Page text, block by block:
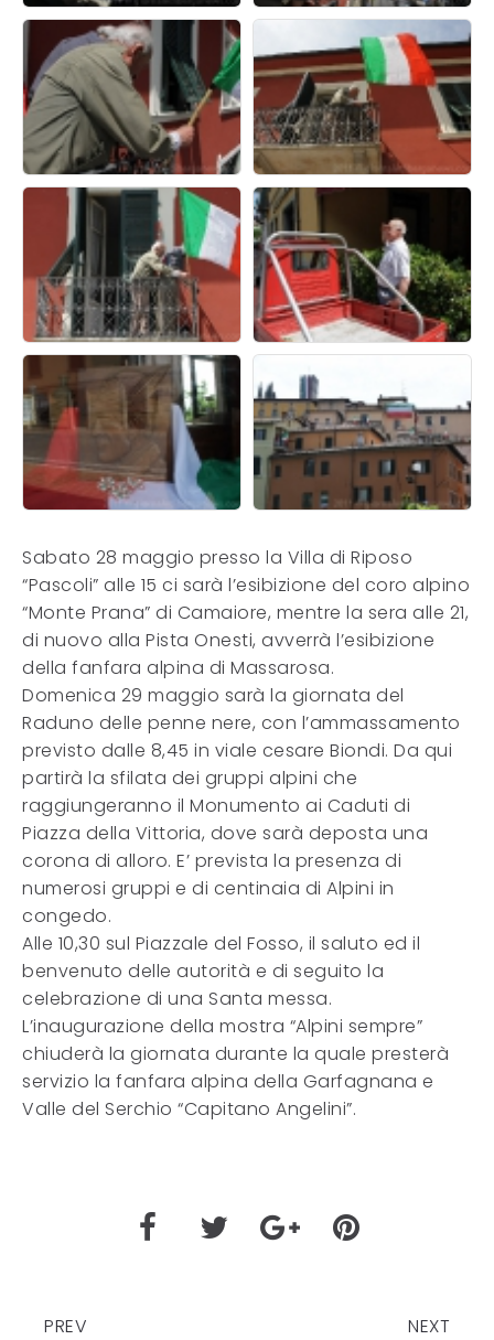
Sabato 28 maggio presso la Villa di Riposo
“Pascoli” alle 15 ci sarà l’esibizione del coro alpino
“Monte Prana” di Camaiore, mentre la sera alle 21,
di nuovo alla Pista Onesti, avverrà l’esibizione
della fanfara alpina di Massarosa.
Domenica 29 maggio sarà la giornata del
Raduno delle penne nere, con l’ammassamento
previsto dalle 8,45 in viale cesare Biondi. Da qui
partirà la sfilata dei gruppi alpini che
raggiungeranno il Monumento ai Caduti di
Piazza della Vittoria, dove sarà deposta una
corona di alloro. E’ prevista la presenza di
numerosi gruppi e di centinaia di Alpini in
congedo.
Alle 10,30 sul Piazzale del Fosso, il saluto ed il
benvenuto delle autorità e di seguito la
celebrazione di una Santa messa.
L’inaugurazione della mostra “Alpini sempre”
chiuderà la giornata durante la quale presterà
servizio la fanfara alpina della Garfagnana e
Valle del Serchio “Capitano Angelini”.
PREV NEXT